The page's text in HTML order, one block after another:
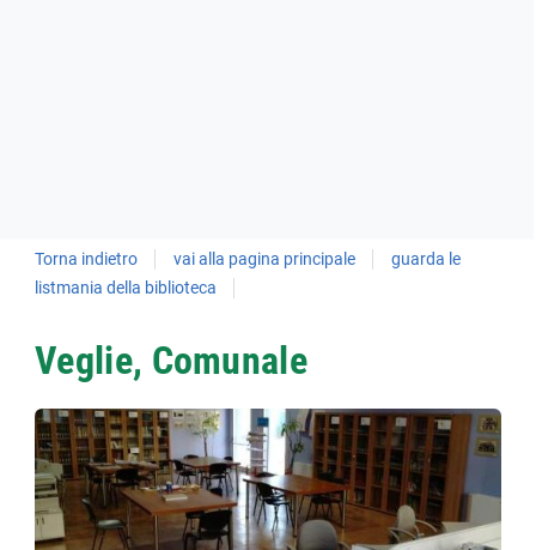
Torna indietro vai alla pagina principale
guarda le
listmania della biblioteca
Veglie, Comunale